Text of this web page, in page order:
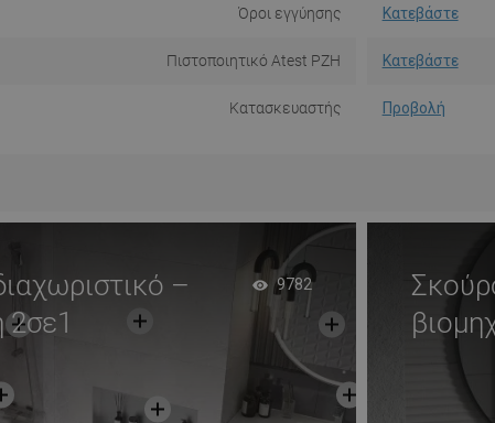
Όροι εγγύησης Κατεβάστε
Πιστοποιητικό Atest PZH Κατεβάστε
Κατασκευαστής Προβολή
–
2σε1
9782